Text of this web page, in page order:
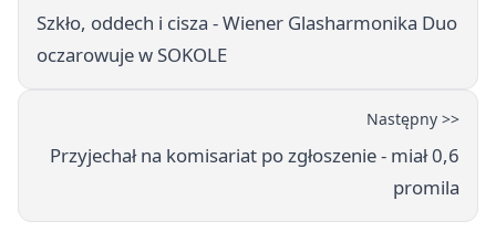
Szkło, oddech i cisza - Wiener Glasharmonika Duo
oczarowuje w SOKOLE
Następny >>
Przyjechał na komisariat po zgłoszenie - miał 0,6
promila